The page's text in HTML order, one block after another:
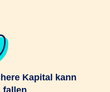
Kapital kann
fallen